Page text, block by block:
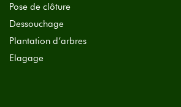
Pose de clôture
Dessouchage
Plantation d’arbres
Elagage